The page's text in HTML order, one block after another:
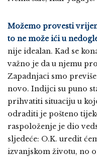
Možemo provesti
to ne može ići u
nije idealan. Kad se
važno je da u njemu
Zapadnjaci smo
novo. Indijci su puno
prihvatiti situaciju u
odraditi je pošteno
raspoloženje je dio
sljedeće: O.K. uredit
izvanjskom životu, no